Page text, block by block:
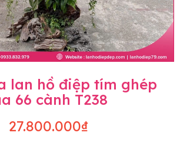
lan hồ điệp tím ghép
66 cành T238
27.800.000₫